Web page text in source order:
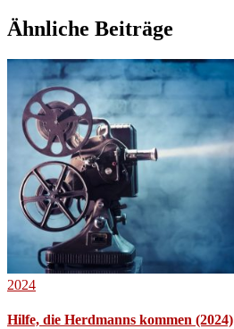
Ähnliche Beiträge
2024
Hilfe, die Herdmanns kommen (2024)